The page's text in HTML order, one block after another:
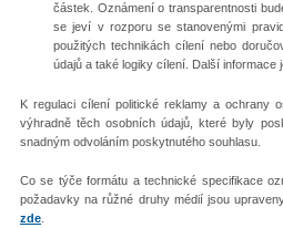
částek. Oznámení o transparentnosti
se jeví v rozporu se stanovenými
použitých technikách cílení nebo
údajů a také logiky cílení. Další informace
K regulaci cílení politické reklamy a ochrany
výhradně těch osobních údajů, které byly
snadným odvoláním poskytnutého souhlasu.
Co se týče formátu a technické specifikace
požadavky na růžné druhy médií jsou
zde.